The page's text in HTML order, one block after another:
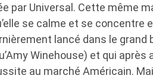
par Universal. Cette même
se calme et se concentre
lancé dans le grand
Winehouse) et qui
au marché Américain.